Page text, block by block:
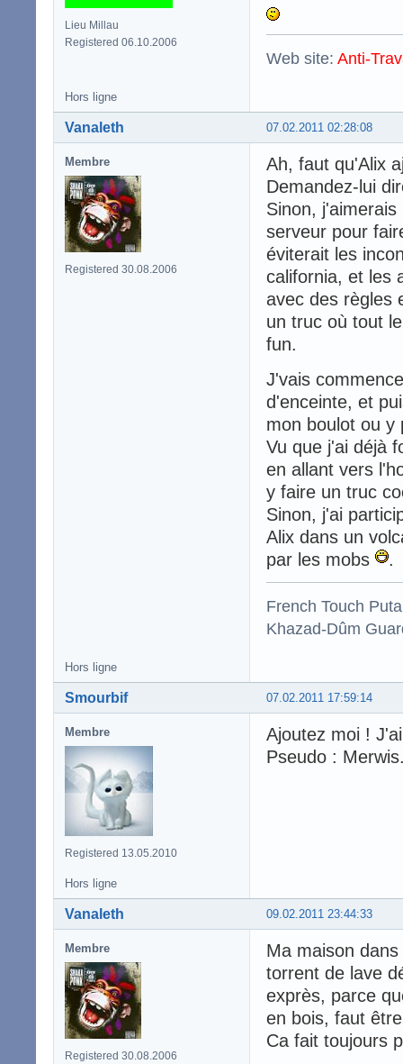
Lieu Millau
Registered 06.10.2006
Web site: Anti-
Hors ligne
07.02.2011 02:28:08
Vanaleth
Membre
Registered 30.08.2006
Ah, faut qu'Alix
Demandez-lui
Sinon,
serveur pour
éviterait les
california, et les
avec des règles
un truc où tout
fun.
J'vais
d'enceinte, et
mon boulot ou y
Vu que j'ai déjà
en allant vers
y faire un truc
Sinon, j'ai
Alix dans un
par les mobs
.
French Touch
Khazad-Dûm
Hors ligne
07.02.2011 17:59:14
Smourbif
Membre
Registered 13.05.2010
Ajoutez moi !
Pseudo :
Hors ligne
09.02.2011 23:44:33
Vanaleth
Membre
Registered 30.08.2006
Ma maison
torrent de lave
exprès, parce
en bois, faut
Ca fait toujours